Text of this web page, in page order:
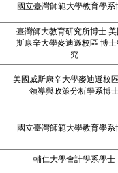
國立臺灣師範大學教育學系
臺灣師大教育研究所博士
斯康辛大學麥迪遜校區 博
究
美國威斯康辛大學麥迪遜校
領導與政策分析學系博
國立臺灣師範大學教育學系
輔仁大學會計學系學士